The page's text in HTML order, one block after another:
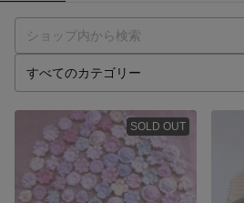
SOLD OUT